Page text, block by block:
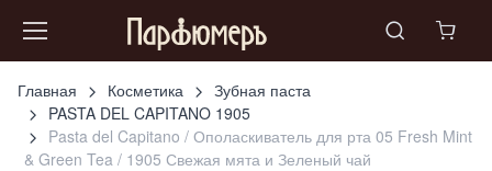
Главная Косметика
Зубная паста
PASTA DEL CAPITANO 1905
Pasta del Capitano / Ополаскиватель для рта 05 Fresh Mint
& Green Tea / 1905 Свежая мята и Зеленый чай